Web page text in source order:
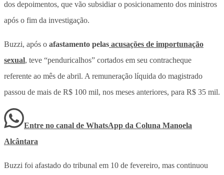
dos depoimentos, que vão subsidiar o posicionamento dos ministros
após o fim da investigação.
Buzzi, após o afastamento pelas acusações de importunação
sexual, teve “penduricalhos” cortados em seu contracheque
referente ao mês de abril. A remuneração líquida do magistrado
passou de mais de R$ 100 mil, nos meses anteriores, para R$ 35 mil.
Entre no canal de WhatsApp da Coluna Manoela
Alcântara
Buzzi foi afastado do tribunal em 10 de fevereiro, mas continuou